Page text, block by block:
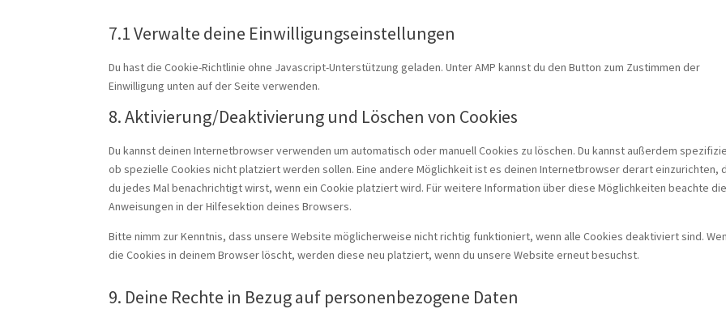
7.1 Verwalte deine Einwilligungseinstellungen
Du hast die Cookie-Richtlinie ohne Javascript-Unterstützung geladen. Unter AMP kannst du den Button zum Zustimmen der
Einwilligung unten auf der Seite verwenden.
8. Aktivierung/Deaktivierung und Löschen von Cookies
Du kannst deinen Internetbrowser verwenden um automatisch oder manuell Cookies zu löschen. Du kannst außerdem
ob spezielle Cookies nicht platziert werden sollen. Eine andere Möglichkeit ist es deinen Internetbrowser derart einzurichten,
du jedes Mal benachrichtigt wirst, wenn ein Cookie platziert wird. Für weitere Information über diese Möglichkeiten beachte die
Anweisungen in der Hilfesektion deines Browsers.
Bitte nimm zur Kenntnis, dass unsere Website möglicherweise nicht richtig funktioniert, wenn alle Cookies deaktiviert sind.
die Cookies in deinem Browser löscht, werden diese neu platziert, wenn du unsere Website erneut besuchst.
9. Deine Rechte in Bezug auf personenbezogene Daten